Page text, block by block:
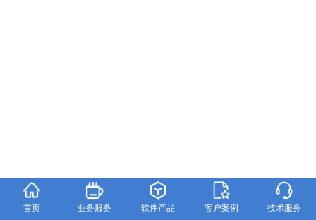
首页 业务服务 软件产品 客户案例 技术服务